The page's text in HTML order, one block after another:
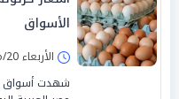
الأسواق
الأربعاء 20/مايو/2026 - 09:30 ص
شهدت أسواق